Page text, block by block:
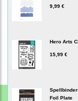
9,99 €
Hero Arts
15,99 €
Foil Plate